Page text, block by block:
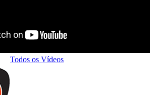
Todos os Vídeos